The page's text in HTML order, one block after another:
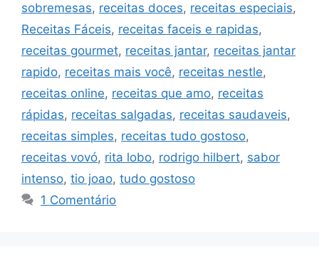
sobremesas, receitas doces, receitas especiais,
Receitas Fáceis, receitas faceis e rapidas,
receitas gourmet, receitas jantar, receitas jantar
rapido, receitas mais você, receitas nestle,
receitas online, receitas que amo, receitas
rápidas, receitas salgadas, receitas saudaveis,
receitas simples, receitas tudo gostoso,
receitas vovó, rita lobo, rodrigo hilbert, sabor
intenso, tio joao, tudo gostoso
1 Comentário